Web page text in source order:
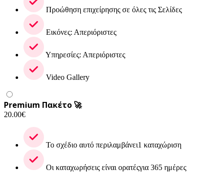
Προώθηση επιχείρησης σε όλες τις Σελίδες
Εικόνες: Απεριόριστες
Υπηρεσίες: Απεριόριστες
Video Gallery
Premium Πακέτο 🚀
20.00€
Το σχέδιο αυτό περιλαμβάνει1 καταχώριση
Οι καταχωρήσεις είναι ορατέςγια 365 ημέρες